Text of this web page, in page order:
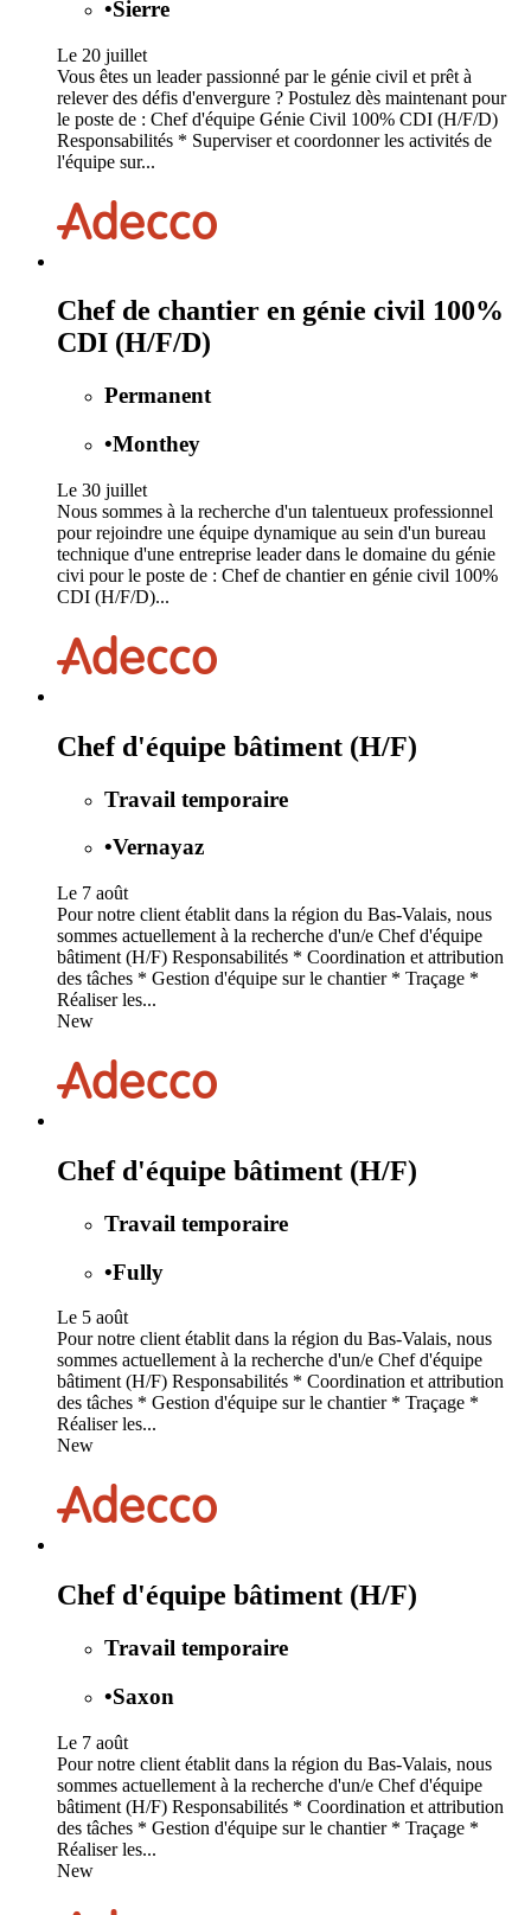
•Sierre
Le 20 juillet
Vous êtes un leader passionné par le génie civil et prêt à
relever des défis d'envergure ? Postulez dès maintenant pour
le poste de : Chef d'équipe Génie Civil 100% CDI (H/F/D)
Responsabilités * Superviser et coordonner les activités de
l'équipe sur...
Chef de chantier en génie civil 100%
CDI (H/F/D)
Permanent
•Monthey
Le 30 juillet
Nous sommes à la recherche d'un talentueux professionnel
pour rejoindre une équipe dynamique au sein d'un bureau
technique d'une entreprise leader dans le domaine du génie
civi pour le poste de : Chef de chantier en génie civil 100%
CDI (H/F/D)...
Chef d'équipe bâtiment (H/F)
Travail temporaire
•Vernayaz
Le 7 août
Pour notre client établit dans la région du Bas-Valais, nous
sommes actuellement à la recherche d'un/e Chef d'équipe
bâtiment (H/F) Responsabilités * Coordination et attribution
des tâches * Gestion d'équipe sur le chantier * Traçage *
Réaliser les...
New
Chef d'équipe bâtiment (H/F)
Travail temporaire
•Fully
Le 5 août
Pour notre client établit dans la région du Bas-Valais, nous
sommes actuellement à la recherche d'un/e Chef d'équipe
bâtiment (H/F) Responsabilités * Coordination et attribution
des tâches * Gestion d'équipe sur le chantier * Traçage *
Réaliser les...
New
Chef d'équipe bâtiment (H/F)
Travail temporaire
•Saxon
Le 7 août
Pour notre client établit dans la région du Bas-Valais, nous
sommes actuellement à la recherche d'un/e Chef d'équipe
bâtiment (H/F) Responsabilités * Coordination et attribution
des tâches * Gestion d'équipe sur le chantier * Traçage *
Réaliser les...
New